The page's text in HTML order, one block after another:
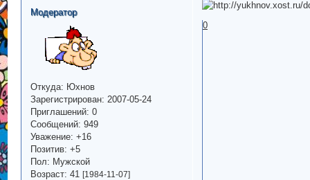
Модератор
Откуда: Юхнов
Зарегистрирован: 2007-05-24
Приглашений: 0
Сообщений: 949
Уважение: +16
Позитив: +5
Пол: Мужской
Возраст: 41 [1984-11-07]
0